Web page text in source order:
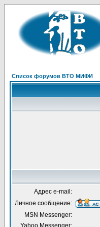
Список форумов ВТО МИФИ
Адрес e-mail:
Личное сообщение:
MSN Messenger:
Yahoo Messenger: